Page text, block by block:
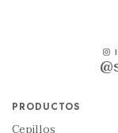
PRODUCTOS